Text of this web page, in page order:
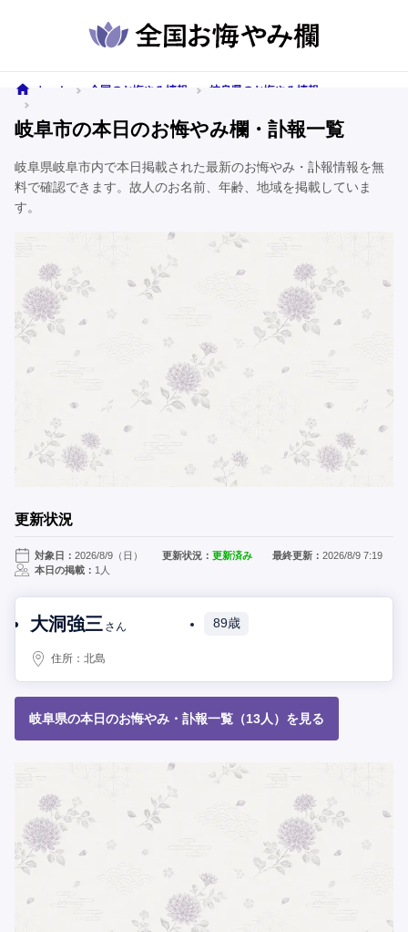
ホーム 全国のお悔やみ情報
岐阜県のお悔やみ情報
岐阜市の本日のお悔やみ欄・訃報一覧
岐阜県岐阜市内で本日掲載された最新のお悔やみ・訃報情報を無
料で確認できます。故人のお名前、年齢、地域を掲載していま
す。
更新状況
対象日： 2026/8/9（日） 更新状況：更新済み 最終更新： 2026/8/9 7:19
本日の掲載： 1人
大洞強三 さん 89歳
住所：北島
岐阜県の本日のお悔やみ・訃報一覧（13人）を見る